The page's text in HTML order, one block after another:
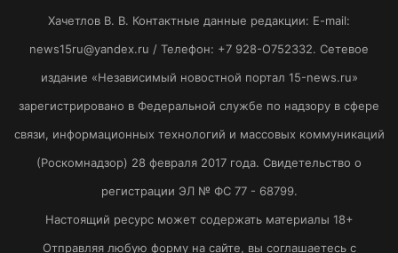
Хaчeтлoв B. B. Контактные данные редакции: E-mail:
news15ru@yandex.ru / Телефон: +7 928-O752332. Сетевое
издание «Независимый новостной портал 15-news.ru»
зарегистрировано в Федеральной службе по надзору в сфере
связи, информационных технологий и массовых коммуникаций
(Роскомнадзор) 28 февраля 2017 года. Свидетельство о
регистрации ЭЛ № ФС 77 - 68799.
Настоящий ресурс может содержать материалы 18+
Отправляя любую форму на сайте, вы соглашаетесь с